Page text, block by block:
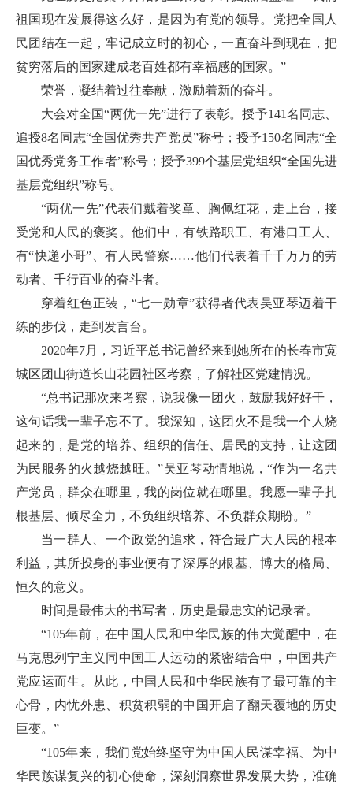
祖国现在发展得这么好，是因为有党的领导。党把全国人
民团结在一起，牢记成立时的初心，一直奋斗到现在，把
贫穷落后的国家建成老百姓都有幸福感的国家。”
荣誉，凝结着过往奉献，激励着新的奋斗。
大会对全国“两优一先”进行了表彰。授予141名同志、
追授8名同志“全国优秀共产党员”称号；授予150名同志“全
国优秀党务工作者”称号；授予399个基层党组织“全国先进
基层党组织”称号。
“两优一先”代表们戴着奖章、胸佩红花，走上台，接
受党和人民的褒奖。他们中，有铁路职工、有港口工人、
有“快递小哥”、有人民警察……他们代表着千千万万的劳
动者、千行百业的奋斗者。
穿着红色正装，“七一勋章”获得者代表吴亚琴迈着干
练的步伐，走到发言台。
2020年7月，习近平总书记曾经来到她所在的长春市宽
城区团山街道长山花园社区考察，了解社区党建情况。
“总书记那次来考察，说我像一团火，鼓励我好好干，
这句话我一辈子忘不了。我深知，这团火不是我一个人烧
起来的，是党的培养、组织的信任、居民的支持，让这团
为民服务的火越烧越旺。”吴亚琴动情地说，“作为一名共
产党员，群众在哪里，我的岗位就在哪里。我愿一辈子扎
根基层、倾尽全力，不负组织培养、不负群众期盼。”
当一群人、一个政党的追求，符合最广大人民的根本
利益，其所投身的事业便有了深厚的根基、博大的格局、
恒久的意义。
时间是最伟大的书写者，历史是最忠实的记录者。
“105年前，在中国人民和中华民族的伟大觉醒中，在
马克思列宁主义同中国工人运动的紧密结合中，中国共产
党应运而生。从此，中国人民和中华民族有了最可靠的主
心骨，内忧外患、积贫积弱的中国开启了翻天覆地的历史
巨变。”
“105年来，我们党始终坚守为中国人民谋幸福、为中
华民族谋复兴的初心使命，深刻洞察世界发展大势，准确